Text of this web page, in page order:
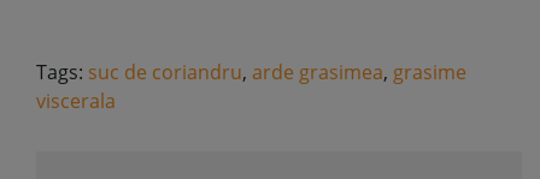
Tags: suc de coriandru, arde grasimea, grasime
viscerala